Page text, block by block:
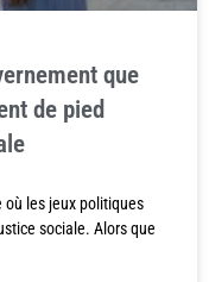
que
de pied
où les jeux politiques
sociale. Alors que